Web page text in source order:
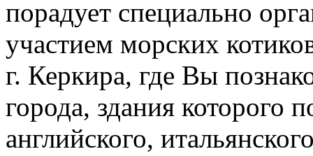
порадует специально
участием морских
г. Керкира, где Вы
города, здания которого
английского,